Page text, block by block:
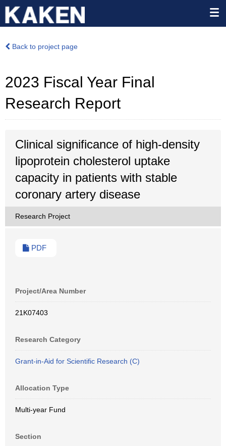
Back to project page
2023 Fiscal Year Final
Research Report
Clinical significance of high-density
lipoprotein cholesterol uptake
capacity in patients with stable
coronary artery disease
Research Project
PDF
Project/Area Number
21K07403
Research Category
Grant-in-Aid for Scientific Research (C)
Allocation Type
Multi-year Fund
Section